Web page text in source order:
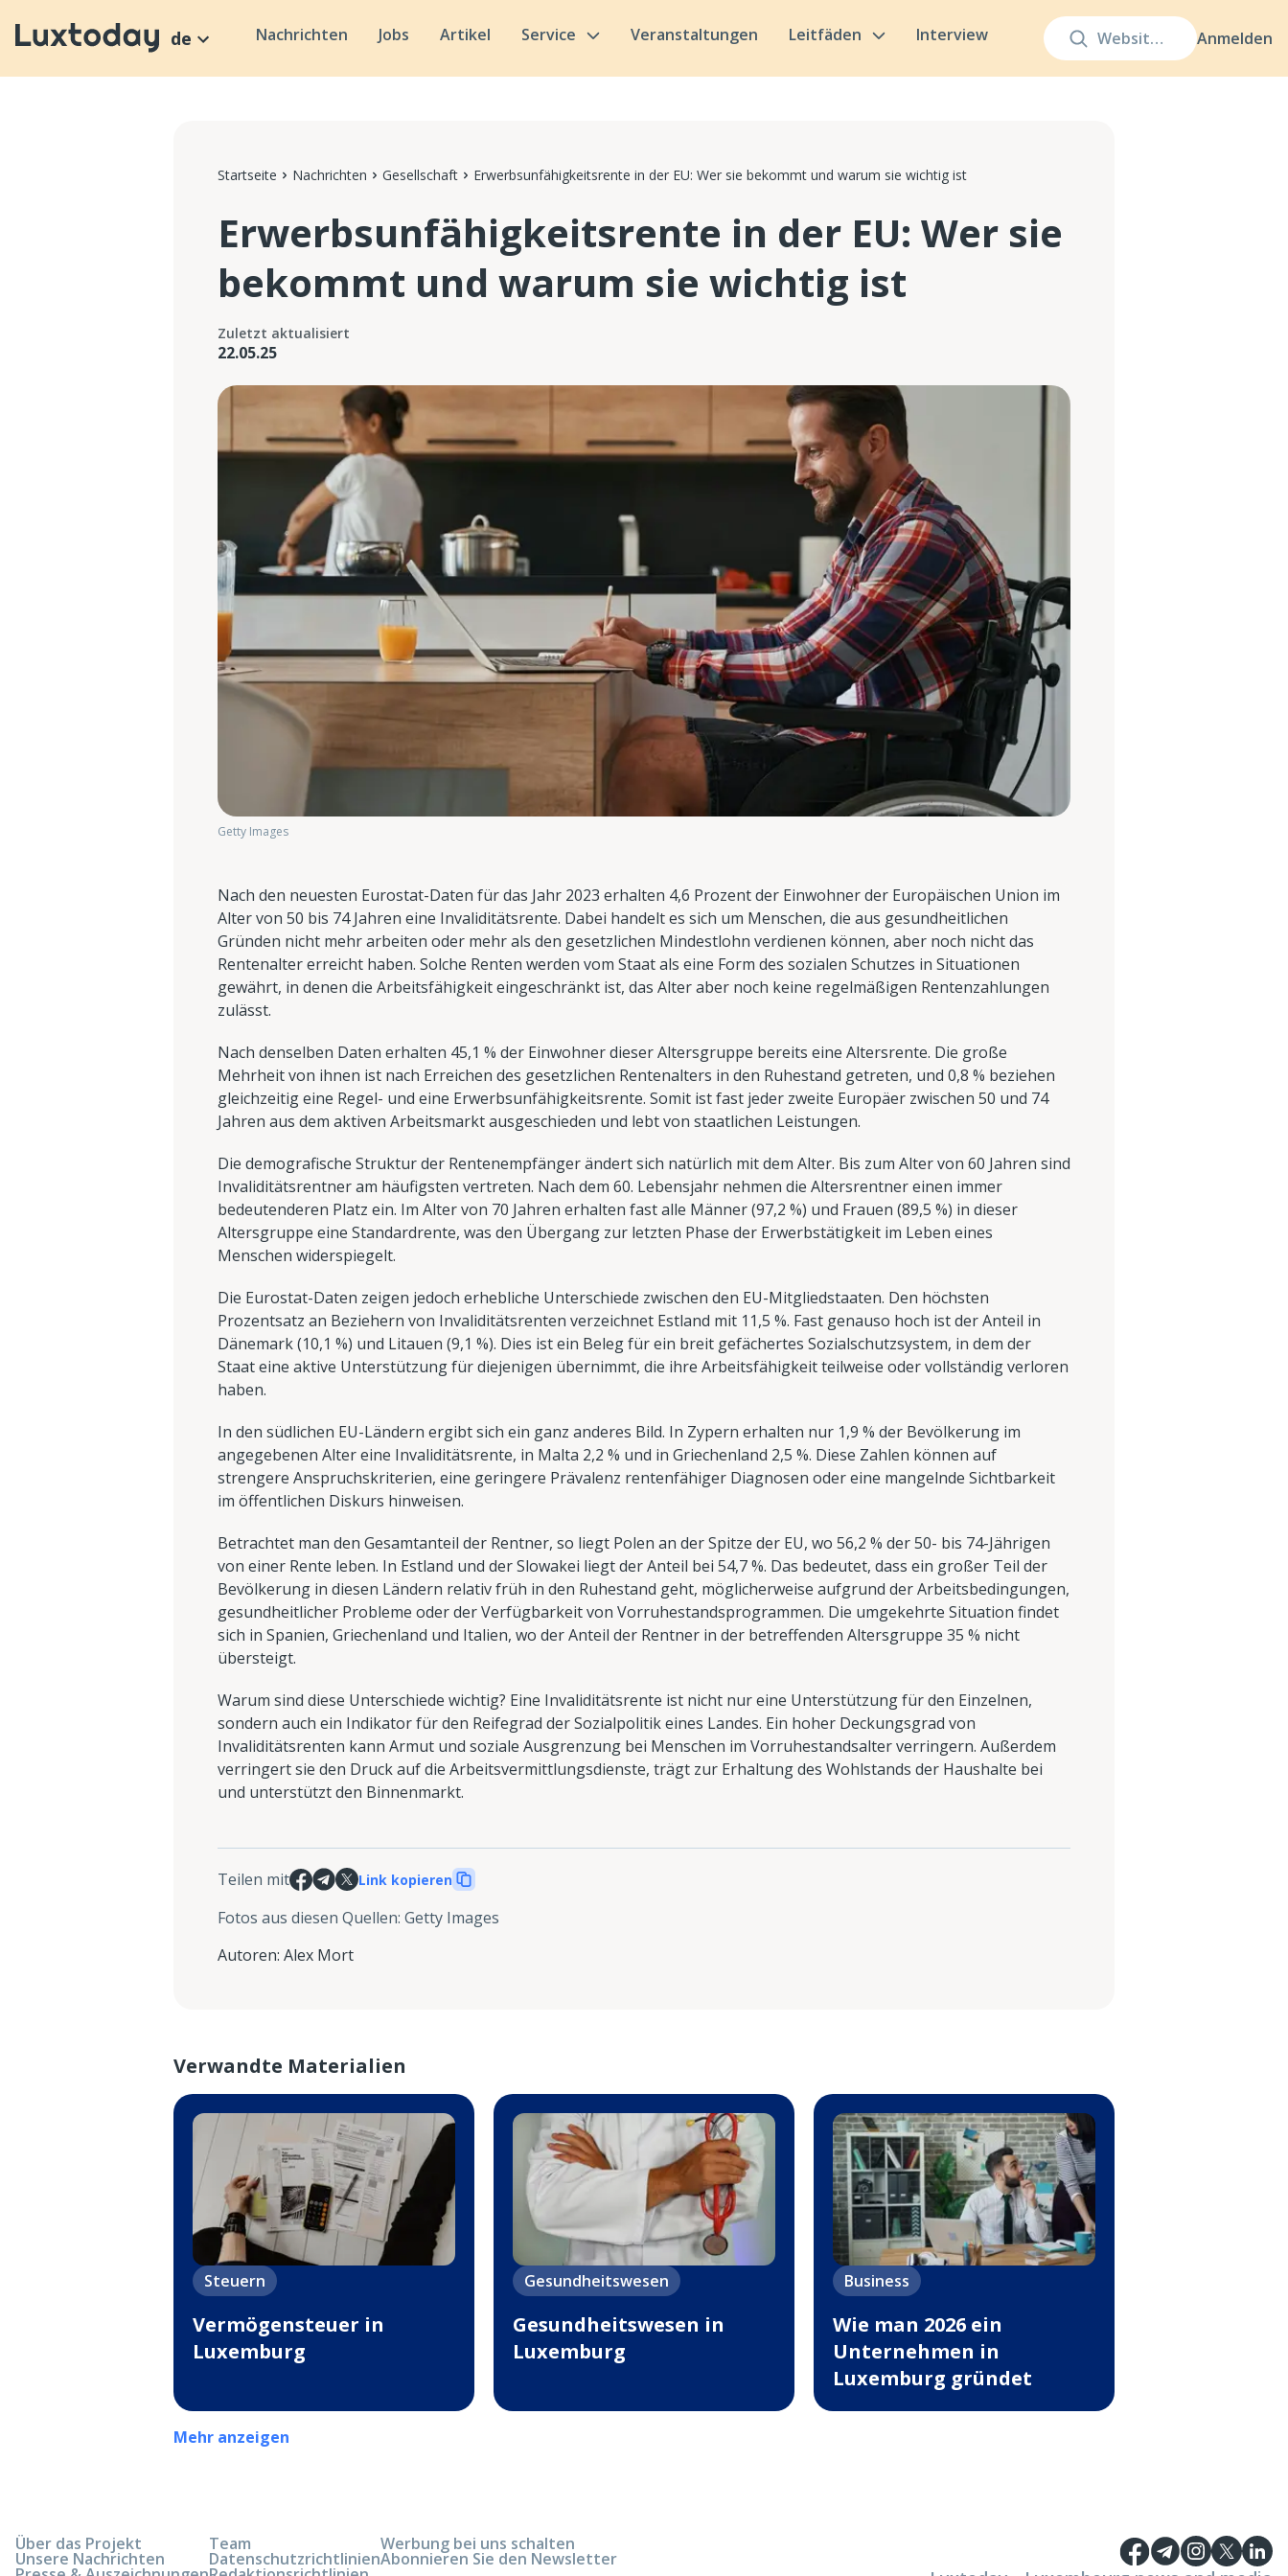
Anmelden
de Nachrichten Jobs Artikel Service Veranstaltungen Leitfäden Interview
Startseite Nachrichten Gesellschaft Erwerbsunfähigkeitsrente in der EU: Wer sie bekommt und warum sie wichtig ist
Erwerbsunfähigkeitsrente in der EU: Wer sie
bekommt und warum sie wichtig ist
Zuletzt aktualisiert
22.05.25
Getty Images
Nach den neuesten Eurostat-Daten für das Jahr 2023 erhalten 4,6 Prozent der Einwohner der Europäischen Union im
Alter von 50 bis 74 Jahren eine Invaliditätsrente. Dabei handelt es sich um Menschen, die aus gesundheitlichen
Gründen nicht mehr arbeiten oder mehr als den gesetzlichen Mindestlohn verdienen können, aber noch nicht das
Rentenalter erreicht haben. Solche Renten werden vom Staat als eine Form des sozialen Schutzes in Situationen
gewährt, in denen die Arbeitsfähigkeit eingeschränkt ist, das Alter aber noch keine regelmäßigen Rentenzahlungen
zulässt.
Nach denselben Daten erhalten 45,1 % der Einwohner dieser Altersgruppe bereits eine Altersrente. Die große
Mehrheit von ihnen ist nach Erreichen des gesetzlichen Rentenalters in den Ruhestand getreten, und 0,8 % beziehen
gleichzeitig eine Regel- und eine Erwerbsunfähigkeitsrente. Somit ist fast jeder zweite Europäer zwischen 50 und 74
Jahren aus dem aktiven Arbeitsmarkt ausgeschieden und lebt von staatlichen Leistungen.
Die demografische Struktur der Rentenempfänger ändert sich natürlich mit dem Alter. Bis zum Alter von 60 Jahren sind
Invaliditätsrentner am häufigsten vertreten. Nach dem 60. Lebensjahr nehmen die Altersrentner einen immer
bedeutenderen Platz ein. Im Alter von 70 Jahren erhalten fast alle Männer (97,2 %) und Frauen (89,5 %) in dieser
Altersgruppe eine Standardrente, was den Übergang zur letzten Phase der Erwerbstätigkeit im Leben eines
Menschen widerspiegelt.
Die Eurostat-Daten zeigen jedoch erhebliche Unterschiede zwischen den EU-Mitgliedstaaten. Den höchsten
Prozentsatz an Beziehern von Invaliditätsrenten verzeichnet Estland mit 11,5 %. Fast genauso hoch ist der Anteil in
Dänemark (10,1 %) und Litauen (9,1 %). Dies ist ein Beleg für ein breit gefächertes Sozialschutzsystem, in dem der
Staat eine aktive Unterstützung für diejenigen übernimmt, die ihre Arbeitsfähigkeit teilweise oder vollständig verloren
haben.
In den südlichen EU-Ländern ergibt sich ein ganz anderes Bild. In Zypern erhalten nur 1,9 % der Bevölkerung im
angegebenen Alter eine Invaliditätsrente, in Malta 2,2 % und in Griechenland 2,5 %. Diese Zahlen können auf
strengere Anspruchskriterien, eine geringere Prävalenz rentenfähiger Diagnosen oder eine mangelnde Sichtbarkeit
im öffentlichen Diskurs hinweisen.
Betrachtet man den Gesamtanteil der Rentner, so liegt Polen an der Spitze der EU, wo 56,2 % der 50- bis 74-Jährigen
von einer Rente leben. In Estland und der Slowakei liegt der Anteil bei 54,7 %. Das bedeutet, dass ein großer Teil der
Bevölkerung in diesen Ländern relativ früh in den Ruhestand geht, möglicherweise aufgrund der Arbeitsbedingungen,
gesundheitlicher Probleme oder der Verfügbarkeit von Vorruhestandsprogrammen. Die umgekehrte Situation findet
sich in Spanien, Griechenland und Italien, wo der Anteil der Rentner in der betreffenden Altersgruppe 35 % nicht
übersteigt.
Warum sind diese Unterschiede wichtig? Eine Invaliditätsrente ist nicht nur eine Unterstützung für den Einzelnen,
sondern auch ein Indikator für den Reifegrad der Sozialpolitik eines Landes. Ein hoher Deckungsgrad von
Invaliditätsrenten kann Armut und soziale Ausgrenzung bei Menschen im Vorruhestandsalter verringern. Außerdem
verringert sie den Druck auf die Arbeitsvermittlungsdienste, trägt zur Erhaltung des Wohlstands der Haushalte bei
und unterstützt den Binnenmarkt.
Teilen mit Link kopieren
Fotos aus diesen Quellen: Getty Images
Autoren: Alex Mort
Verwandte Materialien
Steuern
Vermögensteuer in
Luxemburg
Gesundheitswesen
Gesundheitswesen in
Luxemburg
Business
Wie man 2026 ein
Unternehmen in
Luxemburg gründet
Mehr anzeigen
Über das Projekt
Unsere Nachrichten
Team
Datenschutzrichtlinien
Werbung bei uns schalten
Abonnieren Sie den Newsletter